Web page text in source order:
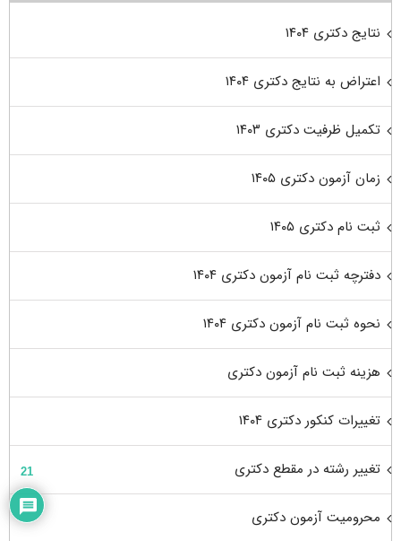
نتایج دکتری ۱۴۰۴
اعتراض به نتایج دکتری ۱۴۰۴
تکمیل ظرفیت دکتری ۱۴۰۳
زمان آزمون دکتری ۱۴۰۵
ثبت نام دکتری ۱۴۰۵
دفترچه ثبت نام آزمون دکتری ۱۴۰۴
نحوه ثبت نام آزمون دکتری ۱۴۰۴
هزینه ثبت نام آزمون دکتری
تغییرات کنکور دکتری ۱۴۰۴
تغییر رشته در مقطع دکتری
محرومیت آزمون دکتری
21